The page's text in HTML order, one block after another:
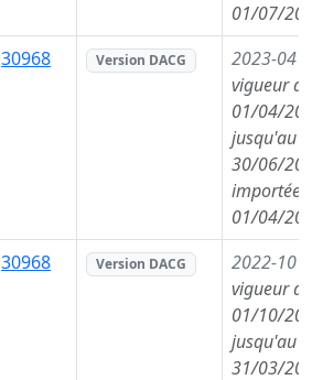
01/07/
30968 Version DACG 2023-04
vigueur
01/04/
jusqu'au
30/06/
importée
01/04/
30968 Version DACG 2022-10
vigueur
01/10/
jusqu'au
31/03/